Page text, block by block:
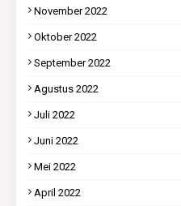
November 2022
Oktober 2022
September 2022
Agustus 2022
Juli 2022
Juni 2022
Mei 2022
April 2022